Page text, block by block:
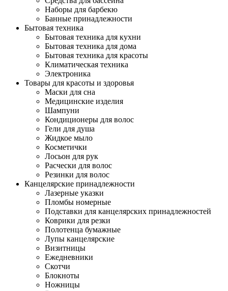
Наборы для барбекю
Банные принадлежности
Бытовая техника
Бытовая техника для кухни
Бытовая техника для дома
Бытовая техника для красоты
Климатическая техника
Электроника
Товары для красоты и здоровья
Маски для сна
Медицинские изделия
Шампуни
Кондиционеры для волос
Гели для душа
Жидкое мыло
Косметички
Лосьон для рук
Расчески для волос
Резинки для волос
Канцелярские принадлежности
Лазерные указки
Пломбы номерные
Подставки для канцелярских принадлежностей
Коврики для резки
Полотенца бумажные
Лупы канцелярские
Визитницы
Ежедневники
Скотчи
Блокноты
Ножницы